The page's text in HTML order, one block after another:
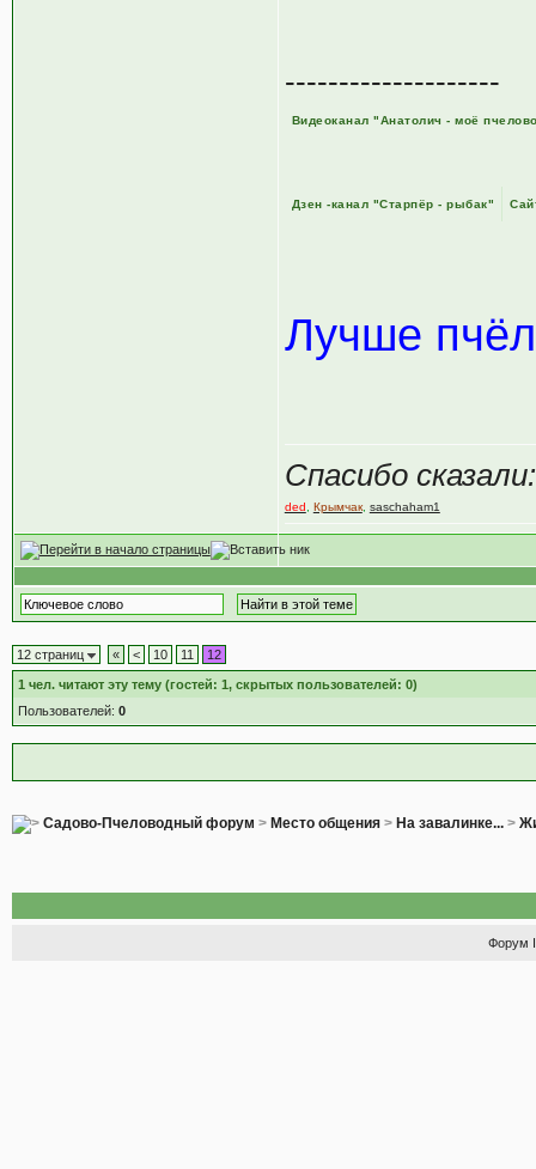
--------------------
Видеоканал "Анатолич - моё
Дзен -канал "Старпёр - рыбак"
Лучше
Спасибо сказали:
ded Крымчак, saschaham1
12 страниц « < 10 11 12
1 чел. читают эту тему (гостей: 1, скрытых пользователей: 0)
Пользователей: 0
Садово-Пчеловодный форум > Место общения> На завалинке...>
Форум